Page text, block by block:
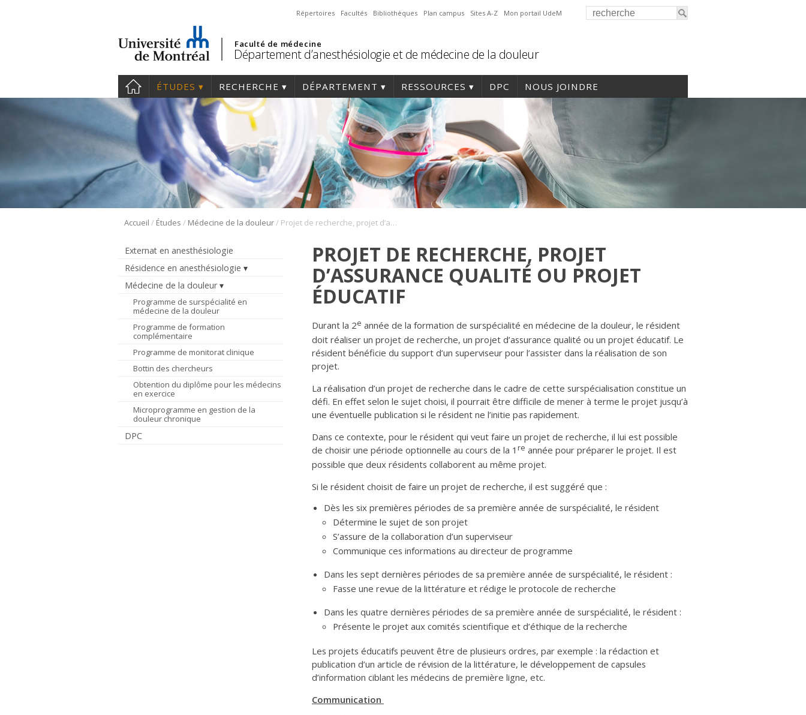
Répertoires Facultés Bibliothèques Plan campus Sites A-Z Mon portail UdeM
Faculté de médecine
Département d’anesthésiologie et de médecine de la douleur
ÉTUDES RECHERCHE DÉPARTEMENT RESSOURCES DPC NOUS JOINDRE
Accueil / Études / Médecine de la douleur/ Projet de recherche, projet d’assurance qualité ou projet éducatif
Externat en anesthésiologie
Résidence en anesthésiologie
Médecine de la douleur
Programme de surspécialité en
médecine de la douleur
Programme de formation
complémentaire
Programme de monitorat clinique
Bottin des chercheurs
Obtention du diplôme pour les médecins
en exercice
Microprogramme en gestion de la
douleur chronique
DPC
PROJET DE RECHERCHE, PROJET
D’ASSURANCE QUALITÉ OU PROJET
ÉDUCATIF
Durant la 2e année de la formation de surspécialité en médecine de la douleur, le résident
doit réaliser un projet de recherche, un projet d’assurance qualité ou un projet éducatif. Le
résident bénéficie du support d’un superviseur pour l’assister dans la réalisation de son
projet.
La réalisation d’un projet de recherche dans le cadre de cette surspécialisation constitue un
défi. En effet selon le sujet choisi, il pourrait être difficile de mener à terme le projet jusqu’à
une éventuelle publication si le résident ne l’initie pas rapidement.
Dans ce contexte, pour le résident qui veut faire un projet de recherche, il lui est possible
de choisir une période optionnelle au cours de la 1 re année pour préparer le projet. Il est
possible que deux résidents collaborent au même projet.
Si le résident choisit de faire un projet de recherche, il est suggéré que :
Dès les six premières périodes de sa première année de surspécialité, le résident
Détermine le sujet de son projet
S’assure de la collaboration d’un superviseur
Communique ces informations au directeur de programme
Dans les sept dernières périodes de sa première année de surspécialité, le résident :
Fasse une revue de la littérature et rédige le protocole de recherche
Dans les quatre dernières périodes de sa première année de surspécialité, le résident :
Présente le projet aux comités scientifique et d’éthique de la recherche
Les projets éducatifs peuvent être de plusieurs ordres, par exemple : la rédaction et
publication d’un article de révision de la littérature, le développement de capsules
d’information ciblant les médecins de première ligne, etc.
Communication